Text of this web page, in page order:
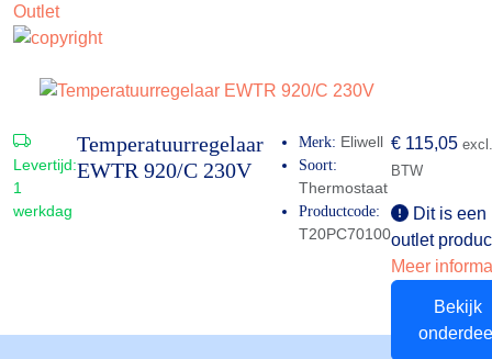
Outlet
Levertijd:
1
werkdag
Temperatuurregelaar
EWTR 920/C 230V
Merk: Eliwell
Soort:
Thermostaat
Productcode:
T20PC70100
€ 115,05 excl.
BTW
Dit is een
outlet
Meer
Bekijk